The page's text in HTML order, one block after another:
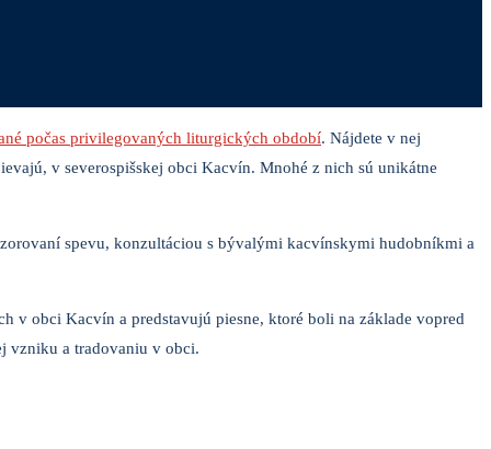
počas privilegovaných liturgických období. Nájdete v nej
v severospišskej obci Kacvín. Mnohé z nich sú unikátne
spevu, konzultáciou s bývalými kacvínskymi hudobníkmi a
v obci Kacvín a predstavujú piesne, ktoré boli na základe vopred
vzniku a tradovaniu v obci.